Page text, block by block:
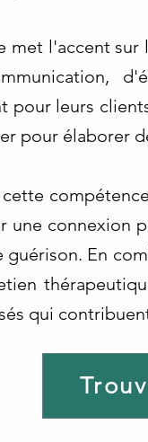
met l'accent
pour leurs
pour élaborer
une connexion
guérison. En
qui